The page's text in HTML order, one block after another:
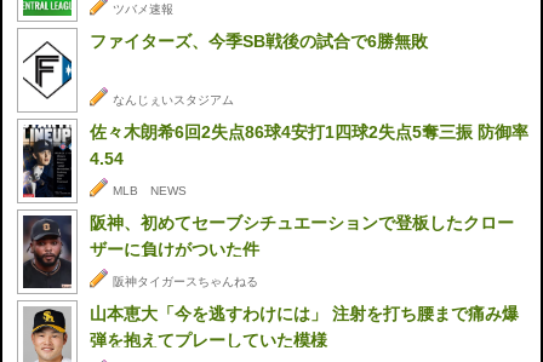
ツバメ速報
ファイターズ、今季SB戦後の試合で6勝無敗
なんじぇいスタジアム
佐々木朗希6回2失点86球4安打1四球2失点5奪三振 防御率
4.54
MLB NEWS
阪神、初めてセーブシチュエーションで登板したクロー
ザーに負けがついた件
阪神タイガースちゃんねる
山本恵大「今を逃すわけには」 注射を打ち腰まで痛み爆
弾を抱えてプレーしていた模様